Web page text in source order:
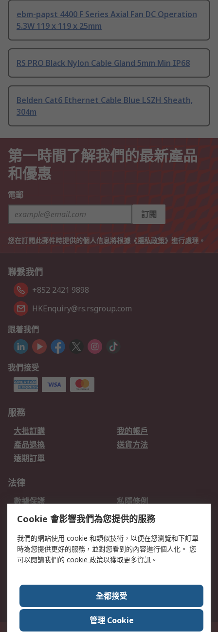
ebm-papst 4400 F Series Axial Fan DC Operation
5.3W 119 x 119 x 25mm
RS PRO Black Nylon Cable Gland 5mm Min IP68
Belden Cat6 Ethernet Cable Blue LSZH Sheath,
304m
第一時間了解我們的最新產品
和優惠
電郵
訂閱
您在訂閱此郵件時提供的個人信息將根據《隱私政策》進行處理。
聯繫我們
+852 2421 9898
HKEnquiry@rs.rsgroup.com
跟着我們
我們接受
服務
大批訂購
我的帳戶
產品退換
送貨方法
遠期訂單
法律
數據保護
私隱條例
網站條款
郵件安全
關於RS
全球辦事處
加入我們
關於RS
Cookie 會影響我們為您提供的服務
我們的網站使用 cookie 和類似技術，以便在您瀏覽和下訂單
時為您提供更好的服務，並對您看到的內容進行個人化。 您
可以閱讀我們的 cookie 政策以獲取更多資訊。
全都接受
管理 Cookie